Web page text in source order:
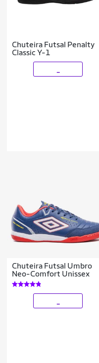
Chuteira Futsal Penalty
Classic Y-1
Chuteira Futsal Umbro
Neo-Comfort Unissex